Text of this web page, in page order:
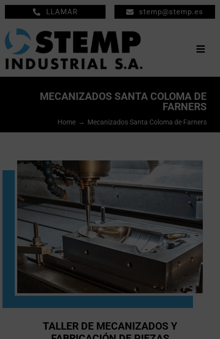
Saltar
al
contenido
LLAMAR stemp@stemp.es
PRODUCTOS
NOTICIAS
CONTACTO
MECANIZADOS SANTA COLOMA DE
FARNERS
Home Mecanizados Santa Coloma de Farners
TALLER DE MECANIZADOS Y